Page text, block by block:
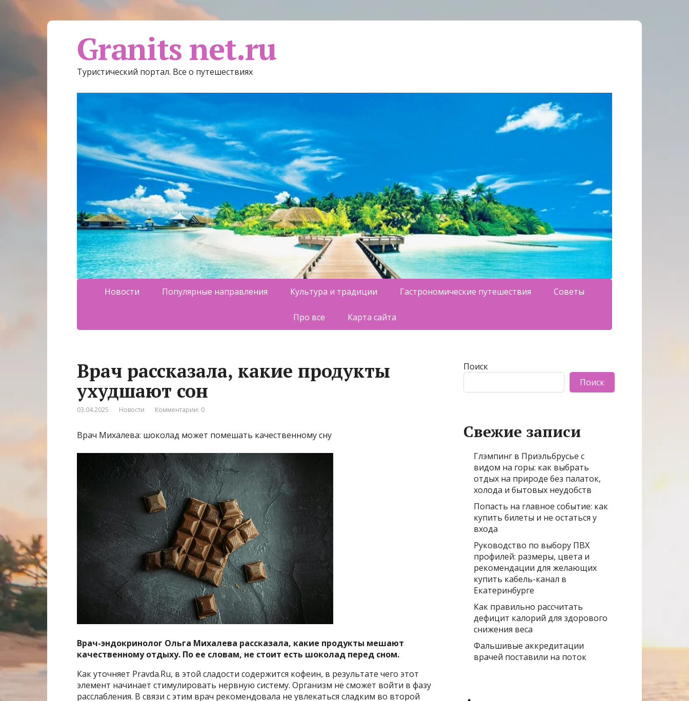
Granits net.ru
Туристический портал. Все о путешествиях
Новости Популярные направления Культура и традиции Гастрономические путешествия Советы
Про все Карта сайта
Врач рассказала, какие продукты
ухудшают сон
03.04.2025 Новости Комментарии: 0
Врач Михалева: шоколад может помешать качественному сну
Врач-эндокринолог Ольга Михалева рассказала, какие продукты мешают
качественному отдыху. По ее словам, не стоит есть шоколад перед сном.
Как уточняет Pravda.Ru, в этой сладости содержится кофеин, в результате чего этот
элемент начинает стимулировать нервную систему. Организм не сможет войти в фазу
расслабления. В связи с этим врач рекомендовала не увлекаться сладким во второй
Поиск
Поиск
Свежие записи
Глэмпинг в Приэльбрусье с
видом на горы: как выбрать
отдых на природе без палаток,
холода и бытовых неудобств
Попасть на главное событие: как
купить билеты и не остаться у
входа
Руководство по выбору ПВХ
профилей: размеры, цвета и
рекомендации для желающих
купить кабель-канал в
Екатеринбурге
Как правильно рассчитать
дефицит калорий для здорового
снижения веса
Фальшивые аккредитации
врачей поставили на поток